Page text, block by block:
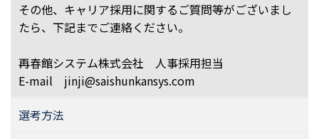
その他、キャリア採用に関するご質問等がございまし
たら、下記までご連絡ください。
再春館システム株式会社 人事採用担当
E-mail jinji@saishunkansys.com
選考方法